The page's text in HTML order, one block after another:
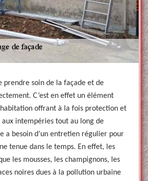
prendre soin de la façade et de
C’est en effet un élément
offrant à la fois protection et
aux intempéries tout au long de
a besoin d’un entretien régulier pour
tenue dans le temps. En effet, les
les mousses, les champignons, les
noires dues à la pollution urbaine